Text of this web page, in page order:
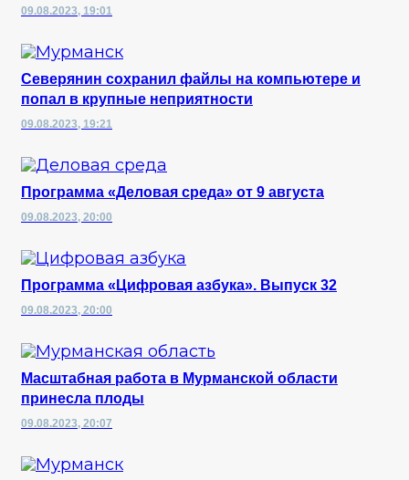
09.08.2023, 19:01
Северянин сохранил файлы на компьютере и
попал в крупные неприятности
09.08.2023, 19:21
Программа «Деловая среда» от 9 августа
09.08.2023, 20:00
Программа «Цифровая азбука». Выпуск 32
09.08.2023, 20:00
Масштабная работа в Мурманской области
принесла плоды
09.08.2023, 20:07